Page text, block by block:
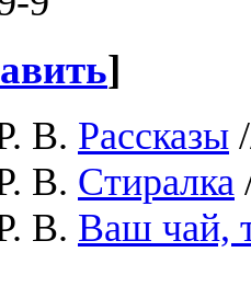
]
В. Рассказы
В. Стиралка
В. Ваш чай,